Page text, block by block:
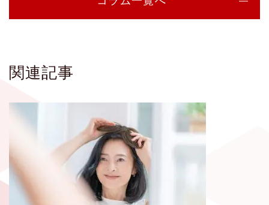
関連記事